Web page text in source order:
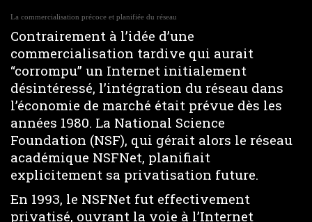
La commercialisation précoce et planifiée du réseau
Contrairement à l’idée d’une
commercialisation tardive qui aurait
“corrompu” un Internet initialement
désintéressé, l’intégration du réseau dans
l’économie de marché était prévue dès les
années 1980. La National Science
Foundation (NSF), qui gérait alors le réseau
académique NSFNet, planifiait
explicitement sa privatisation future.
En 1993, le NSFNet fut effectivement
privatisé, ouvrant la voie à l’Internet